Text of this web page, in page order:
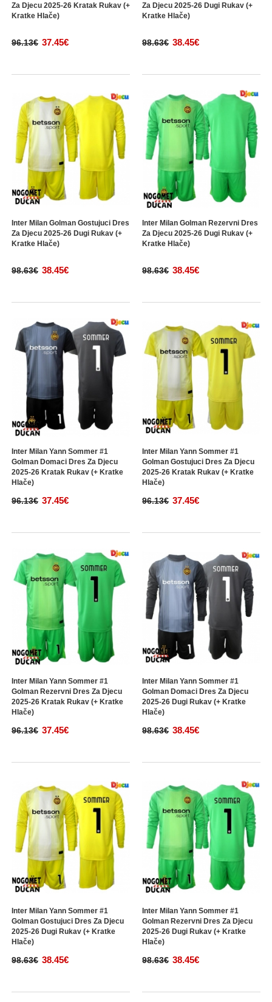
Za Djecu 2025-26 Kratak Rukav (+
Kratke Hlače)
96.13€ 37.45€
Za Djecu 2025-26 Dugi Rukav (+
Kratke Hlače)
98.63€ 38.45€
Inter Milan Golman Gostujuci Dres
Za Djecu 2025-26 Dugi Rukav (+
Kratke Hlače)
98.63€ 38.45€
Inter Milan Golman Rezervni Dres
Za Djecu 2025-26 Dugi Rukav (+
Kratke Hlače)
98.63€ 38.45€
Inter Milan Yann Sommer #1
Golman Domaci Dres Za Djecu
2025-26 Kratak Rukav (+ Kratke
Hlače)
96.13€ 37.45€
Inter Milan Yann Sommer #1
Golman Gostujuci Dres Za Djecu
2025-26 Kratak Rukav (+ Kratke
Hlače)
96.13€ 37.45€
Inter Milan Yann Sommer #1
Golman Rezervni Dres Za Djecu
2025-26 Kratak Rukav (+ Kratke
Hlače)
96.13€ 37.45€
Inter Milan Yann Sommer #1
Golman Domaci Dres Za Djecu
2025-26 Dugi Rukav (+ Kratke
Hlače)
98.63€ 38.45€
Inter Milan Yann Sommer #1
Golman Gostujuci Dres Za Djecu
2025-26 Dugi Rukav (+ Kratke
Hlače)
98.63€ 38.45€
Inter Milan Yann Sommer #1
Golman Rezervni Dres Za Djecu
2025-26 Dugi Rukav (+ Kratke
Hlače)
98.63€ 38.45€